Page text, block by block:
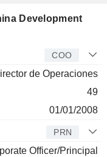
Development
COO
de Operaciones
49
01/01/2008
PRN
Officer/Principal